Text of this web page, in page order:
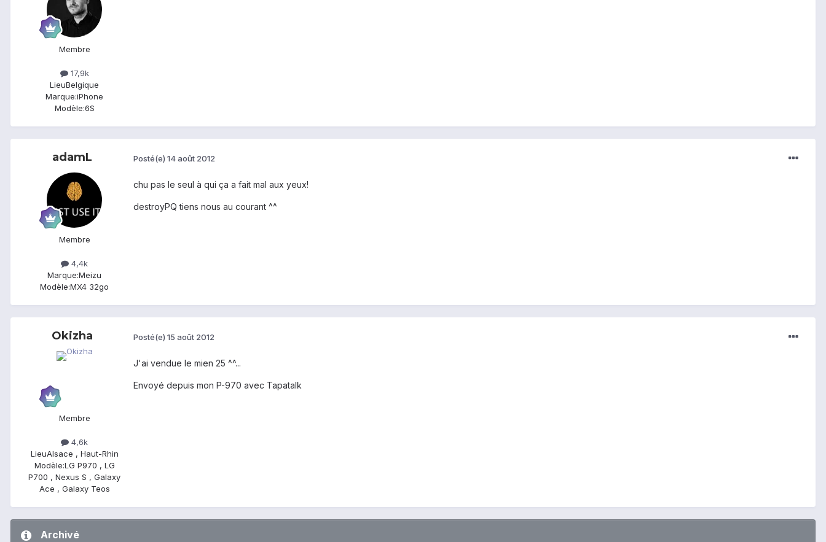
Membre
17,9k
LieuBelgique
Marque:iPhone
Modèle:6S
adamL
Membre
4,4k
Marque:Meizu
Modèle:MX4 32go
Posté(e) 14 août 2012
chu pas le seul à qui ça a fait mal aux yeux!
destroyPQ tiens nous au courant ^^
Okizha
Membre
4,6k
LieuAlsace , Haut-Rhin
Modèle:LG P970 , LG
P700 , Nexus S , Galaxy
Ace , Galaxy Teos
Posté(e) 15 août 2012
J'ai vendue le mien 25 ^^...
Envoyé depuis mon P-970 avec Tapatalk
Archivé